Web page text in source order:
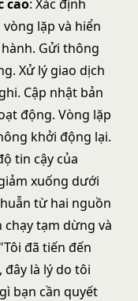
cao: Xác định
lặp và hiển
Gửi thông
Xử lý giao dịch
Cập nhật bản
động. Vòng lặp
khởi động lại.
tin cậy của
xuống dưới
từ hai nguồn
tạm dừng và
đã tiến đến
là lý do tôi
bạn cần quyết